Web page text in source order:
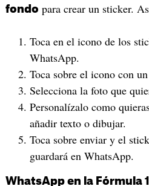
fondo para crear un sticker.
Toca en el icono de los
WhatsApp.
Toca sobre el icono con
Selecciona la foto que
Personalízalo como
añadir texto o dibujar.
Toca sobre enviar y el
guardará en WhatsApp.
WhatsApp en la Fórmula 1